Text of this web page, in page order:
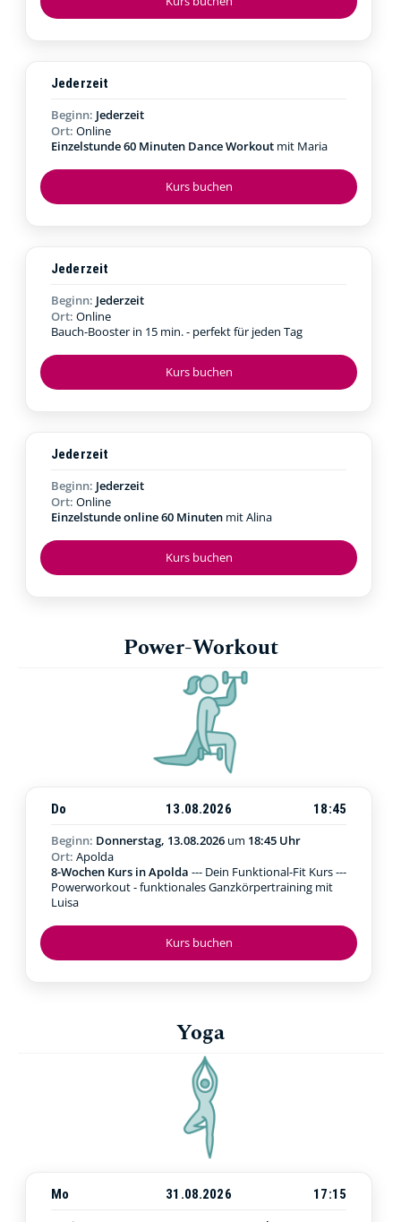
Kurs buchen
Jederzeit
Beginn: Jederzeit
Ort: Online
Einzelstunde 60 Minuten Dance Workout mit Maria
Kurs buchen
Jederzeit
Beginn: Jederzeit
Ort: Online
Bauch-Booster in 15 min. - perfekt für jeden Tag
Kurs buchen
Jederzeit
Beginn: Jederzeit
Ort: Online
Einzelstunde online 60 Minuten mit Alina
Power-Workout
Kurs buchen
Do 13.08.2026
18:45
Beginn: Donnerstag, 13.08.2026 um 18:45 Uhr
Ort: Apolda
8-Wochen Kurs in Apolda --- Dein Funktional-Fit Kurs ---
Powerworkout - funktionales Ganzkörpertraining mit
Luisa
Yoga
Mo 31.08.2026
17:15